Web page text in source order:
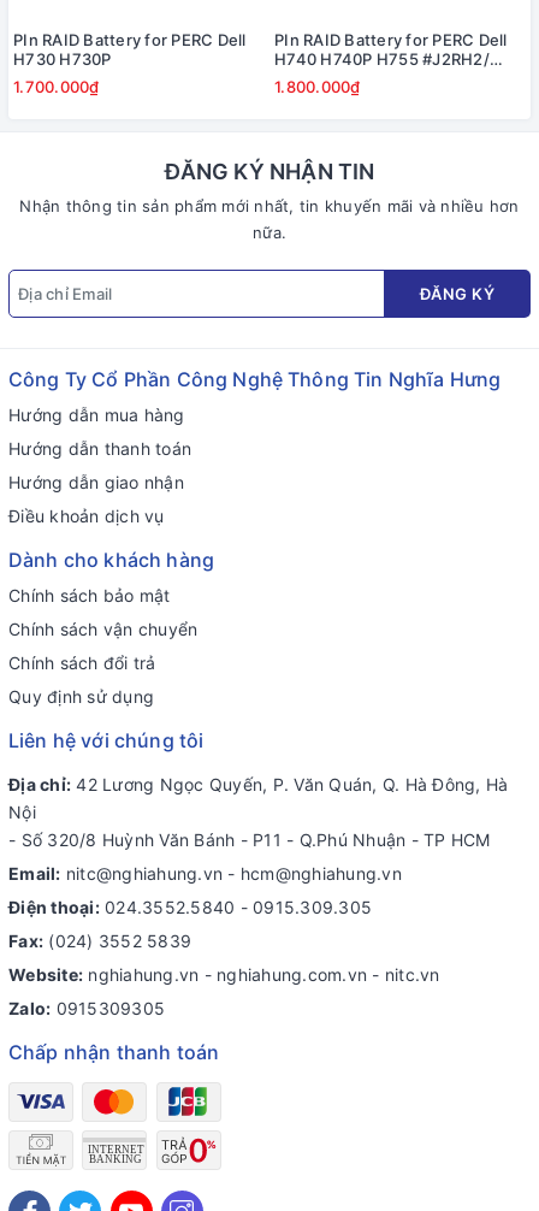
PIn RAID Battery for PERC Dell
H730 H730P
1.700.000₫
PIn RAID Battery for PERC Dell
H740 H740P H755 #J2RH2/
NWJ48
1.800.000₫
ĐĂNG KÝ NHẬN TIN
Nhận thông tin sản phẩm mới nhất, tin khuyến mãi và nhiều hơn
nữa.
ĐĂNG KÝ
Công Ty Cổ Phần Công Nghệ Thông Tin Nghĩa Hưng
Hướng dẫn mua hàng
Hướng dẫn thanh toán
Hướng dẫn giao nhận
Điều khoản dịch vụ
Dành cho khách hàng
Chính sách bảo mật
Chính sách vận chuyển
Chính sách đổi trả
Quy định sử dụng
Liên hệ với chúng tôi
Địa chỉ: 42 Lương Ngọc Quyến, P. Văn Quán, Q. Hà Đông, Hà
Nội
- Số 320/8 Huỳnh Văn Bánh - P11 - Q.Phú Nhuận - TP HCM
Email: nitc@nghiahung.vn - hcm@nghiahung.vn
Điện thoại: 024.3552.5840 - 0915.309.305
Fax: (024) 3552 5839
Website: nghiahung.vn - nghiahung.com.vn - nitc.vn
Zalo: 0915309305
Chấp nhận thanh toán